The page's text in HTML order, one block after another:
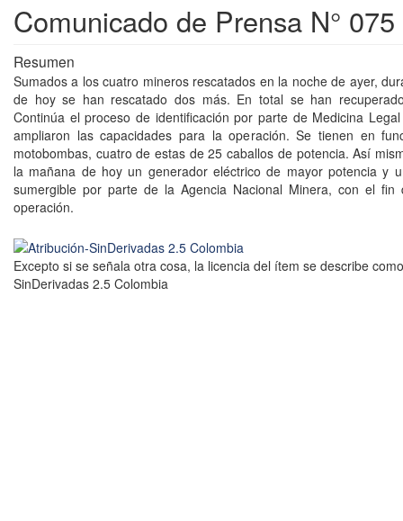
Comunicado de Prensa N° 075
Resumen
Sumados a los cuatro mineros rescatados en la noche de ayer,
de hoy se han rescatado dos más. En total se han
Continúa el proceso de identificación por parte de Medicina
ampliaron las capacidades para la operación. Se tienen en
motobombas, cuatro de estas de 25 caballos de potencia. Así
la mañana de hoy un generador eléctrico de mayor potencia y
sumergible por parte de la Agencia Nacional Minera, con el fin
operación.
Excepto si se señala otra cosa, la licencia del ítem se describe
SinDerivadas 2.5 Colombia